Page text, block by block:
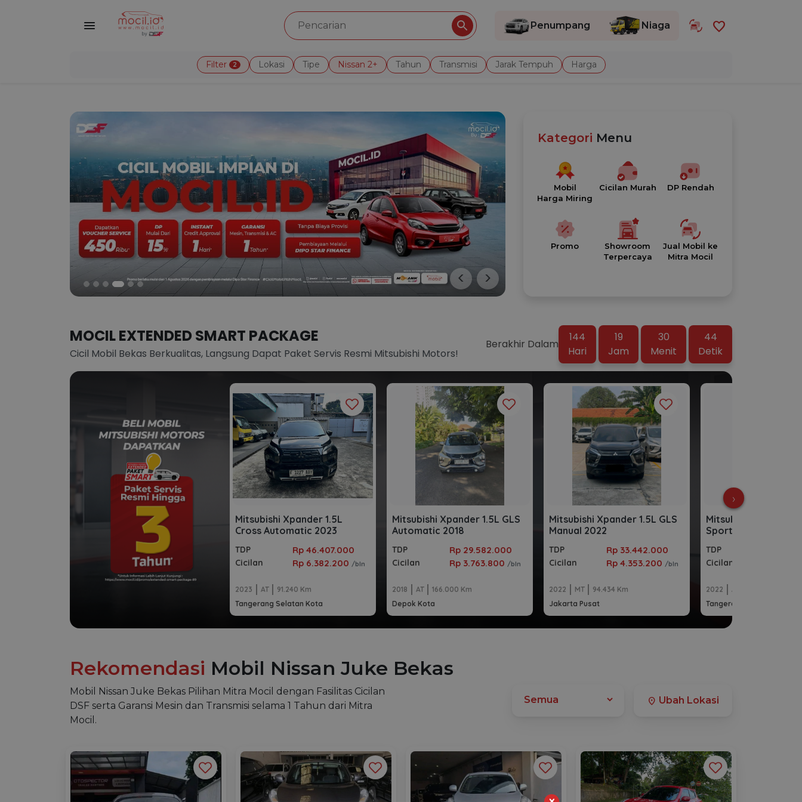
Penumpang Niaga favorite
Filter 2 Lokasi Tipe Nissan 2+ Tahun Transmisi Jarak Tempuh Harga
< >
Kategori Menu
Mobil
Harga Miring
Cicilan Murah DP Rendah
Promo
Showroom
Terpercaya
Jual Mobil ke
Mitra Mocil
MOCIL EXTENDED SMART PACKAGE
Cicil Mobil Bekas Berkualitas, Langsung Dapat Paket Servis Resmi Mitsubishi Motors!
Berakhir Dalam
144
Hari
19
Jam
30
Menit
43
Detik
Mitsubishi Xpander 1.5L
Cross Automatic 2023
TDP Rp 46.407.000
Cicilan Rp 6.382.200 /bln
2023 AT
91.240 Km
Tangerang Selatan Kota
Mitsubishi Xpander 1.5L GLS
Automatic 2018
TDP Rp 29.582.000
Cicilan Rp 3.763.800 /bln
2018 AT
166.000 Km
Depok Kota
Mitsubishi Xpander 1.5L GLS
Manual 2022
TDP Rp 33.442.000
Cicilan Rp 4.353.200 /bln
2022 MT
94.434 Km
Jakarta Pusat
Mitsubishi Xpander
Sport Automatic
TDP
Cicilan
2022 AT
Tangerang Selatan Kota
›
Rekomendasi Mobil Nissan Juke Bekas
Mobil Nissan Juke Bekas Pilihan Mitra Mocil dengan Fasilitas Cicilan
DSF serta Garansi Mesin dan Transmisi selama 1 Tahun dari Mitra
Mocil.
location_on Ubah Lokasi